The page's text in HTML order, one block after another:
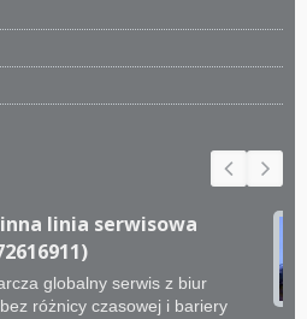
linia serwisowa
globalny serwis z biur
różnicy czasowej i bariery